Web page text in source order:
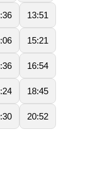
13:51
15:21
16:54
18:45
20:52